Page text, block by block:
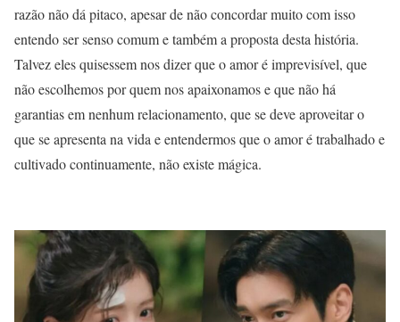
razão não dá pitaco, apesar de não concordar muito com isso
entendo ser senso comum e também a proposta desta história.
Talvez eles quisessem nos dizer que o amor é imprevisível, que
não escolhemos por quem nos apaixonamos e que não há
garantias em nenhum relacionamento, que se deve aproveitar o
que se apresenta na vida e entendermos que o amor é trabalhado e
cultivado continuamente, não existe mágica.